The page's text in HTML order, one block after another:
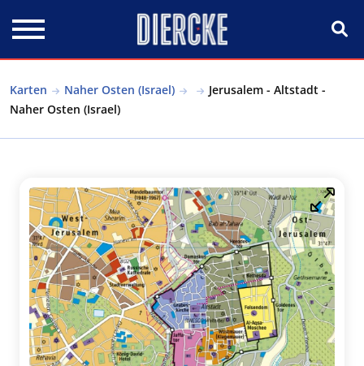
Karten Naher Osten (Israel)
Jerusalem - Altstadt -
Naher Osten (Israel)